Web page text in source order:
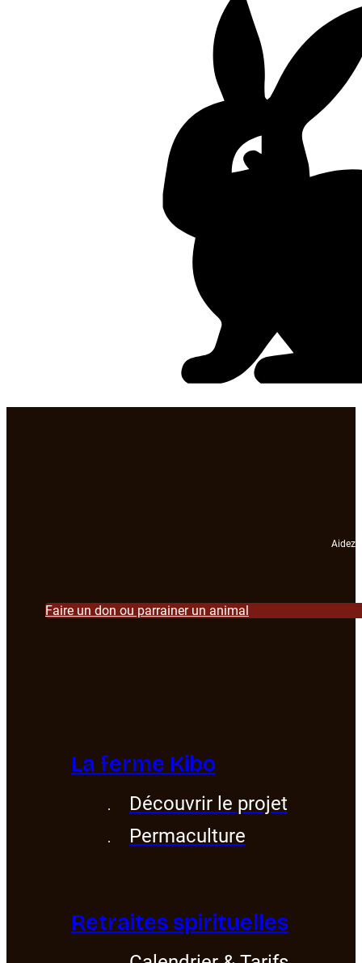
Aidez-
Faire un don ou parrainer un animal
La ferme Kibo
Découvrir le projet
Permaculture
Retraites spirituelles